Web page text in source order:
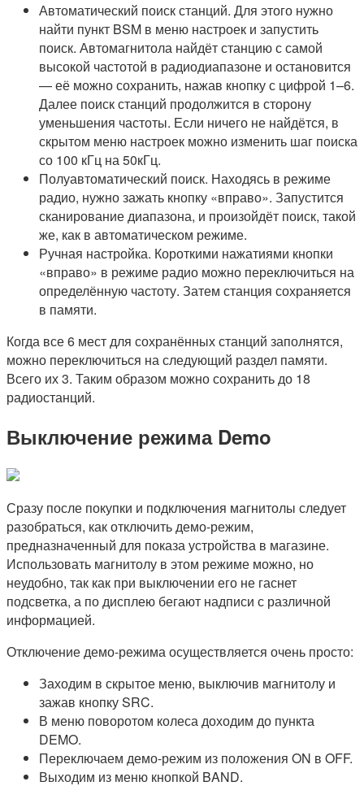
Автоматический поиск станций. Для этого нужно
найти пункт BSM в меню настроек и запустить
поиск. Автомагнитола найдёт станцию с самой
высокой частотой в радиодиапазоне и остановится
— её можно сохранить, нажав кнопку с цифрой 1–6.
Далее поиск станций продолжится в сторону
уменьшения частоты. Если ничего не найдётся, в
скрытом меню настроек можно изменить шаг поиска
со 100 кГц на 50кГц.
Полуавтоматический поиск. Находясь в режиме
радио, нужно зажать кнопку «вправо». Запустится
сканирование диапазона, и произойдёт поиск, такой
же, как в автоматическом режиме.
Ручная настройка. Короткими нажатиями кнопки
«вправо» в режиме радио можно переключиться на
определённую частоту. Затем станция сохраняется
в памяти.
Когда все 6 мест для сохранённых станций заполнятся,
можно переключиться на следующий раздел памяти.
Всего их 3. Таким образом можно сохранить до 18
радиостанций.
Выключение режима Demo
Сразу после покупки и подключения магнитолы следует
разобраться, как отключить демо-режим,
предназначенный для показа устройства в магазине.
Использовать магнитолу в этом режиме можно, но
неудобно, так как при выключении его не гаснет
подсветка, а по дисплею бегают надписи с различной
информацией.
Отключение демо-режима осуществляется очень просто:
Заходим в скрытое меню, выключив магнитолу и
зажав кнопку SRC.
В меню поворотом колеса доходим до пункта
DEMO.
Переключаем демо-режим из положения ON в OFF.
Выходим из меню кнопкой BAND.